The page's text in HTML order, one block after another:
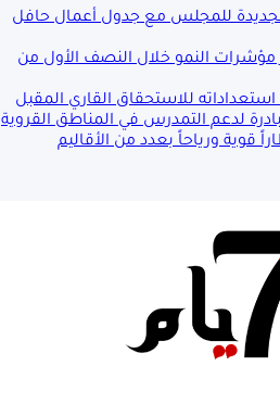
للمجلس مع جدول أعمال حافل
النمو خلال النصف الأول من
للاستحقاق القاري المقبل
لدعم التمدرس في المناطق القروية
قوية ورياحاً بعدد من الأقاليم